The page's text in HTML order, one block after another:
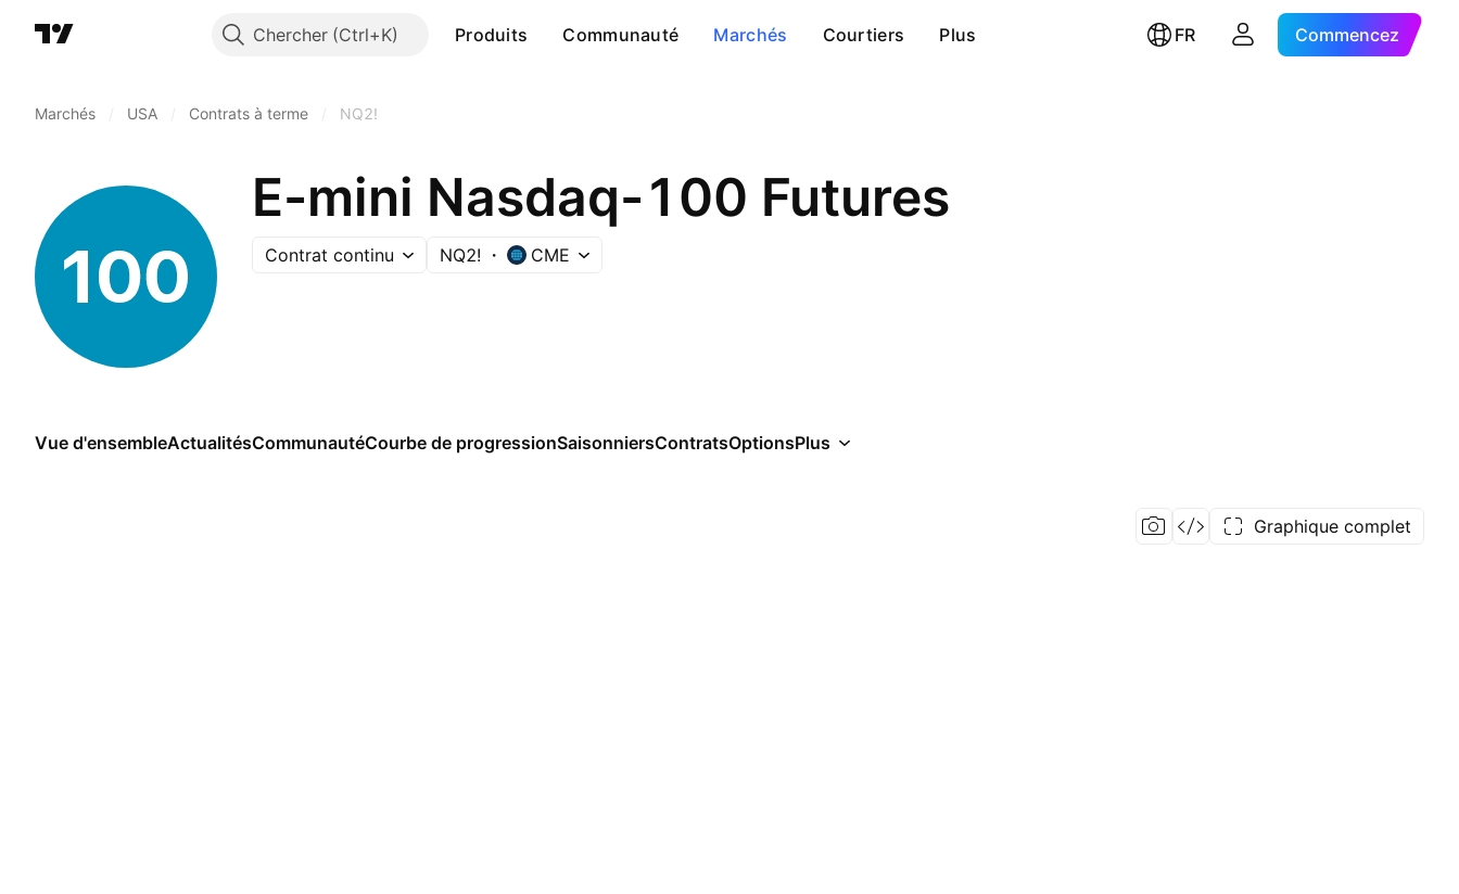
Chercher Produits Communauté Marchés Courtiers Plus FR Commencez
Marchés USA Contrats à terme NQ2!
E-mini Nasdaq-100 Futures
Contrat continu NQ2! CME
Vue d'ensembleActualitésCommunautéCourbe de progressionSaisonniersContratsOptionsPlus
Graphique complet